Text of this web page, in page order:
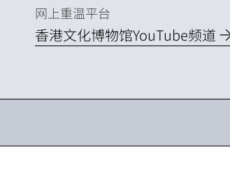
网上重温平台
香港文化博物馆YouTube频道